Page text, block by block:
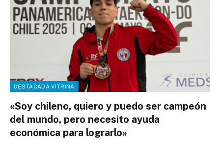
DESTACADA VITRINA
«Soy chileno, quiero y puedo ser campeón
del mundo, pero necesito ayuda
económica para lograrlo»